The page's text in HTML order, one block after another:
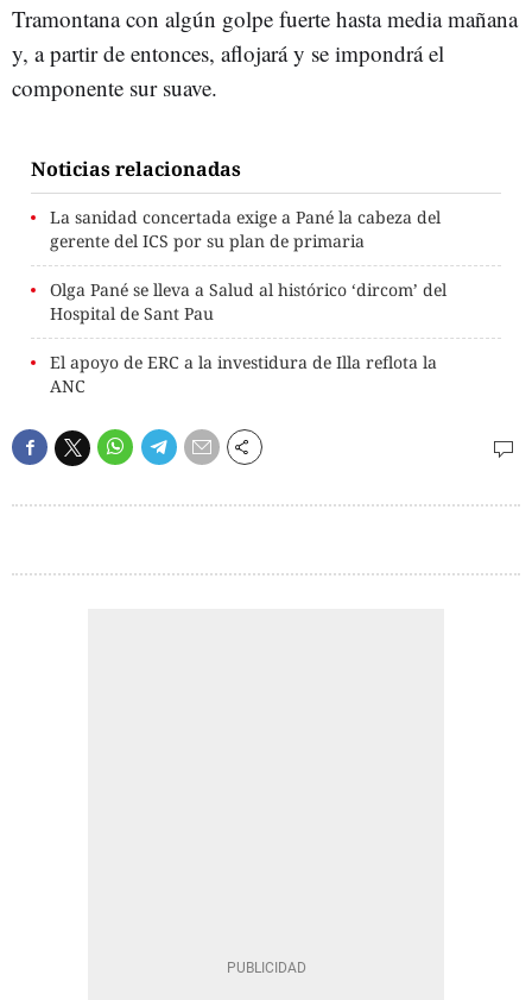
Tramontana con algún golpe fuerte hasta media mañana
y, a partir de entonces, aflojará y se impondrá el
componente sur suave.
Noticias relacionadas
La sanidad concertada exige a Pané la cabeza del
gerente del ICS por su plan de primaria
Olga Pané se lleva a Salud al histórico ‘dircom’ del
Hospital de Sant Pau
El apoyo de ERC a la investidura de Illa reflota la
ANC